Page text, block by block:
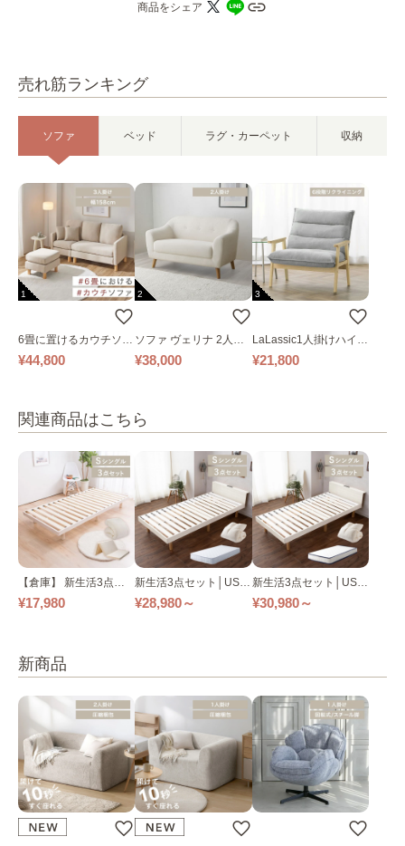
売れ筋ランキング
ソファ ベッド ラグ・カーペット 収納
1
6畳に置けるカウチソフ
ァ｜ベージュ
¥44,800
2
ソファ ヴェリナ 2人掛
け
¥38,000
3
LaLassic1人掛けハイバ
ックソファ ワイド
¥21,800
関連商品はこちら
【倉庫】 新生活3点セ
ット│すのこベッド+高
色
¥17,980
新生活3点セット│USB
ポート付きベッド+ボン
¥28,980～
新生活3点セット│USB
ポート付きベッド+ポケ
¥30,980～
新商品
商品をシェア